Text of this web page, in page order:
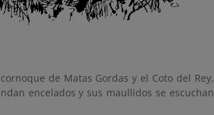
de Matas Gordas y el Coto del Rey,
encelados y sus maullidos se escuchan